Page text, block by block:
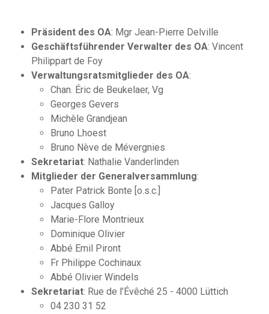
Präsident des OA: Mgr Jean-Pierre Delville
Geschäftsführender Verwalter des OA: Vincent
Philippart de Foy
Verwaltungsratsmitglieder des OA:
Chan. Éric de Beukelaer, Vg
Georges Gevers
Michèle Grandjean
Bruno Lhoest
Bruno Nève de Mévergnies
Sekretariat: Nathalie Vanderlinden
Mitglieder der Generalversammlung:
Pater Patrick Bonte [o.s.c.]
Jacques Galloy
Marie-Flore Montrieux
Dominique Olivier
Abbé Emil Piront
Fr Philippe Cochinaux
Abbé Olivier Windels
Sekretariat: Rue de l’Évêché 25 - 4000 Lüttich
04 230 31 52